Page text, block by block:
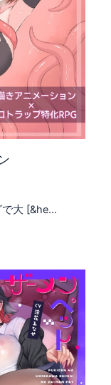
で大 [&he…